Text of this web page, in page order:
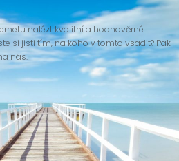
nalézt kvalitní a hodnověrné
si jisti tím, na koho v tomto vsadit? Pak
nás.